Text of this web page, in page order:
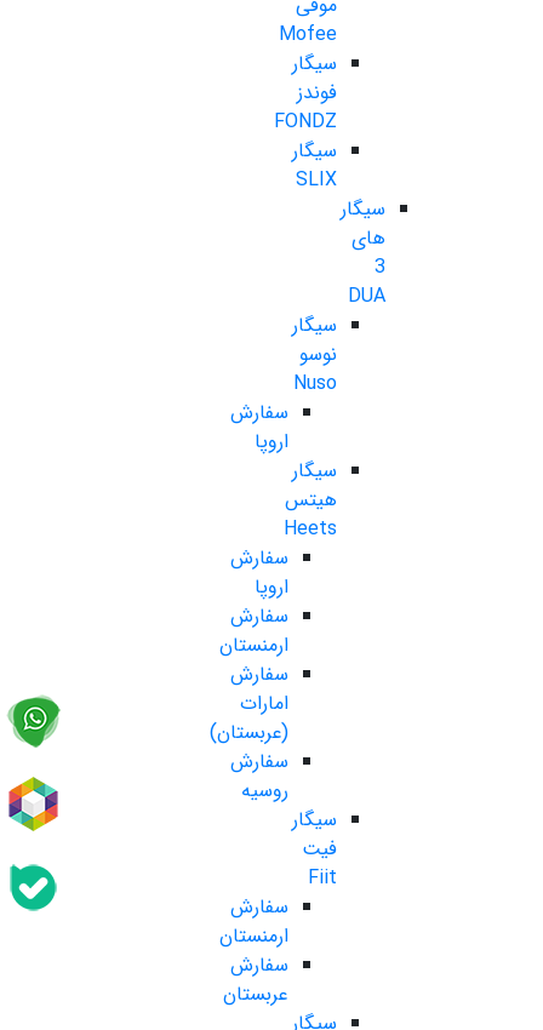
Mofee
سیگار
فوندز
FONDZ
سیگار
SLIX
سیگار
های
3
DUA
سیگار
نوسو
Nuso
سفارش
اروپا
سیگار
هیتس
Heets
سفارش
اروپا
سفارش
ارمنستان
سفارش
امارات
(عربستان)
سفارش
روسیه
سیگار
فیت
Fiit
سفارش
ارمنستان
سفارش
عربستان
سیگار